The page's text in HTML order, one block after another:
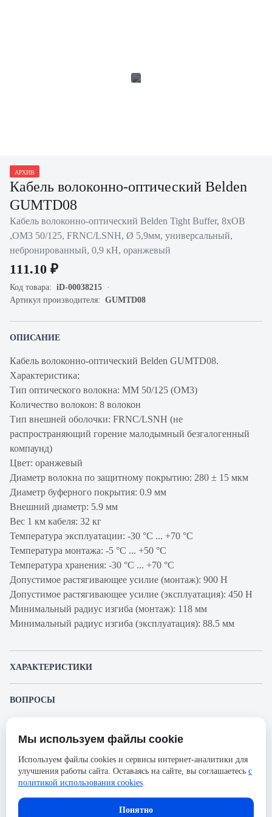
АРХИВ
Кабель волоконно-оптический Belden
GUMTD08
Кабель волоконно-оптический Belden Tight Buffer, 8хОВ
,OM3 50/125, FRNC/LSNH, Ø 5,9мм, универсальный,
небронированный, 0,9 кН, оранжевый
111.10 ₽
Код товара: iD-00038215
Артикул производителя: GUMTD08
ОПИСАНИЕ
Кабель волоконно-оптический Belden GUMTD08.
Характеристика:
Тип оптического волокна: MM 50/125 (ОМ3)
Количество волокон: 8 волокон
Тип внешней оболочки: FRNC/LSNH (не
распространяющий горение малодымный безгалогенный
компаунд)
Цвет: оранжевый
Диаметр волокна по защитному покрытию: 280 ± 15 мкм
Диаметр буферного покрытия: 0.9 мм
Внешний диаметр: 5.9 мм
Вес 1 км кабеля: 32 кг
Температура эксплуатации: -30 °С ... +70 °С
Температура монтажа: -5 °С ... +50 °С
Температура хранения: -30 °C ... +70 °C
Допустимое растягивающее усилие (монтаж): 900 Н
Допустимое растягивающее усилие (эксплуатация): 450 Н
Минимальный радиус изгиба (монтаж): 118 мм
Минимальный радиус изгиба (эксплуатация): 88.5 мм
ХАРАКТЕРИСТИКИ
Производитель
Belden
Оболочка
Тип волокон
OM3 50/125
ВОПРОСЫ
Пожалуйста, авторизуйтесь, чтобы иметь
возможность оставлять вопросы.
Представленные изображения и характеристики могут отличаться от реального
без предварительного уведомления. Компания АйДистрибьют не несёт
ответственности в случае не соответствия текущей модели товаров фотографиям,
размещённым в карточке товара.
Мы используем файлы cookie
Используем файлы cookies и сервисы интернет-аналитики для
улучшения работы сайта. Оставаясь на сайте, вы соглашаетесь с
политикой использования cookies.
Понятно